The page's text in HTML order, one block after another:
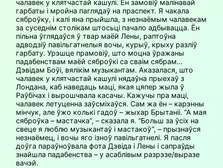
чалавек у клятчастай кашулі. Ён замовіў малінавай
гарбаты і мройна паглядаў на праспект. Я чакала
сяброўку, і калі яна прыйшла, з незнаёмым чалавекам
за суседнім столікам штосьці пачало адбывацца. Ён
пільна ўглядаўся ў твар маёй Лены, раптоўна
адводзіў павільгатнелыя вочы, курыў, крыху разліў
гарбату. Урэшце прамовіў, што моцна ўражаны
падабенствам маёй сяброўкі са сваім сябрам…
Дэвідам Боўі, вялікім музыкантам. Аказалася, што
чалавек у клятчастай кашулі нядаўна прыехаў з
Лондана, каб наведаць маці, якая цяпер жыла ў
Раўбічах і вырошчвала касачы. Кажучы пра маці,
чалавек летуценна заўсміхаўся. Сам жа ён – карэнны
мінчук, але ўжо колькі гадоў – жыхар Брытаніі. “А мая
сяброўка – мастачка”, – сказала я. “Больш за ўсіх на
свеце я люблю музыкантаў і мастакоў”, – прызнаўся
незнаёмец, і вочы яго ізноў павільгатнелі. Я пасля
доўга параўноўвала фота Дэвіда і Лены і сапраўды
знайшла падабенства – у асаблівым разрэзе/выразе
вачэй.